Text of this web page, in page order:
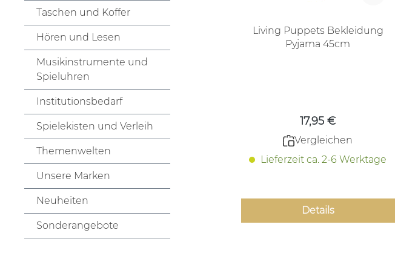
Taschen und Koffer
Hören und Lesen
Musikinstrumente und
Spieluhren
Institutionsbedarf
Spielekisten und Verleih
Themenwelten
Unsere Marken
Neuheiten
Sonderangebote
Living Puppets Bekleidung
Pyjama 45cm
17,95 €
Vergleichen
Lieferzeit ca. 2-6 Werktage
Details